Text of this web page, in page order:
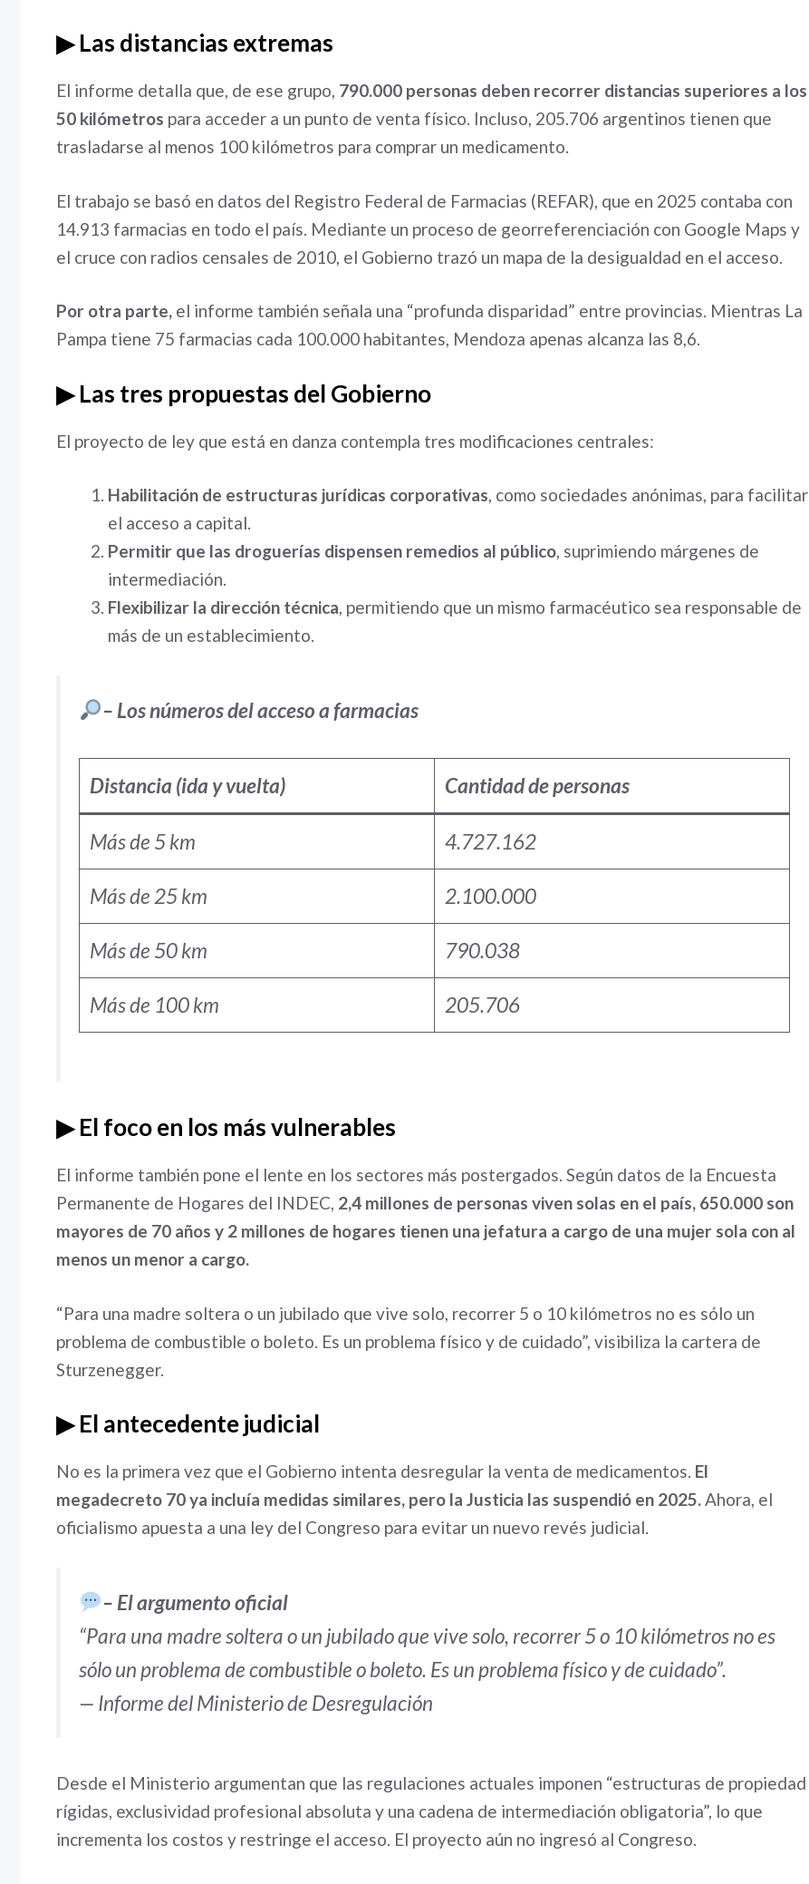
▶ Las distancias extremas
El informe detalla que, de ese grupo, 790.000 personas deben recorrer distancias superiores a los
50 kilómetros para acceder a un punto de venta físico. Incluso, 205.706 argentinos tienen que
trasladarse al menos 100 kilómetros para comprar un medicamento.
El trabajo se basó en datos del Registro Federal de Farmacias (REFAR), que en 2025 contaba con
14.913 farmacias en todo el país. Mediante un proceso de georreferenciación con Google Maps y
el cruce con radios censales de 2010, el Gobierno trazó un mapa de la desigualdad en el acceso.
Por otra parte, el informe también señala una “profunda disparidad” entre provincias. Mientras La
Pampa tiene 75 farmacias cada 100.000 habitantes, Mendoza apenas alcanza las 8,6.
▶ Las tres propuestas del Gobierno
El proyecto de ley que está en danza contempla tres modificaciones centrales:
Habilitación de estructuras jurídicas corporativas, como sociedades anónimas, para facilitar
el acceso a capital.
Permitir que las droguerías dispensen remedios al público, suprimiendo márgenes de
intermediación.
Flexibilizar la dirección técnica, permitiendo que un mismo farmacéutico sea responsable de
más de un establecimiento.
– Los números del acceso a farmacias
Distancia (ida y vuelta) Cantidad de personas
Más de 5 km 4.727.162
Más de 25 km 2.100.000
Más de 50 km 790.038
Más de 100 km 205.706
▶ El foco en los más vulnerables
El informe también pone el lente en los sectores más postergados. Según datos de la Encuesta
Permanente de Hogares del INDEC, 2,4 millones de personas viven solas en el país, 650.000 son
mayores de 70 años y 2 millones de hogares tienen una jefatura a cargo de una mujer sola con al
menos un menor a cargo.
“Para una madre soltera o un jubilado que vive solo, recorrer 5 o 10 kilómetros no es sólo un
problema de combustible o boleto. Es un problema físico y de cuidado”, visibiliza la cartera de
Sturzenegger.
▶ El antecedente judicial
No es la primera vez que el Gobierno intenta desregular la venta de medicamentos. El
megadecreto 70 ya incluía medidas similares, pero la Justicia las suspendió en 2025.Ahora, el
oficialismo apuesta a una ley del Congreso para evitar un nuevo revés judicial.
– El argumento oficial
“Para una madre soltera o un jubilado que vive solo, recorrer 5 o 10 kilómetros no es
sólo un problema de combustible o boleto. Es un problema físico y de cuidado”.
— Informe del Ministerio de Desregulación
Desde el Ministerio argumentan que las regulaciones actuales imponen “estructuras de propiedad
rígidas, exclusividad profesional absoluta y una cadena de intermediación obligatoria”, lo que
incrementa los costos y restringe el acceso. El proyecto aún no ingresó al Congreso.